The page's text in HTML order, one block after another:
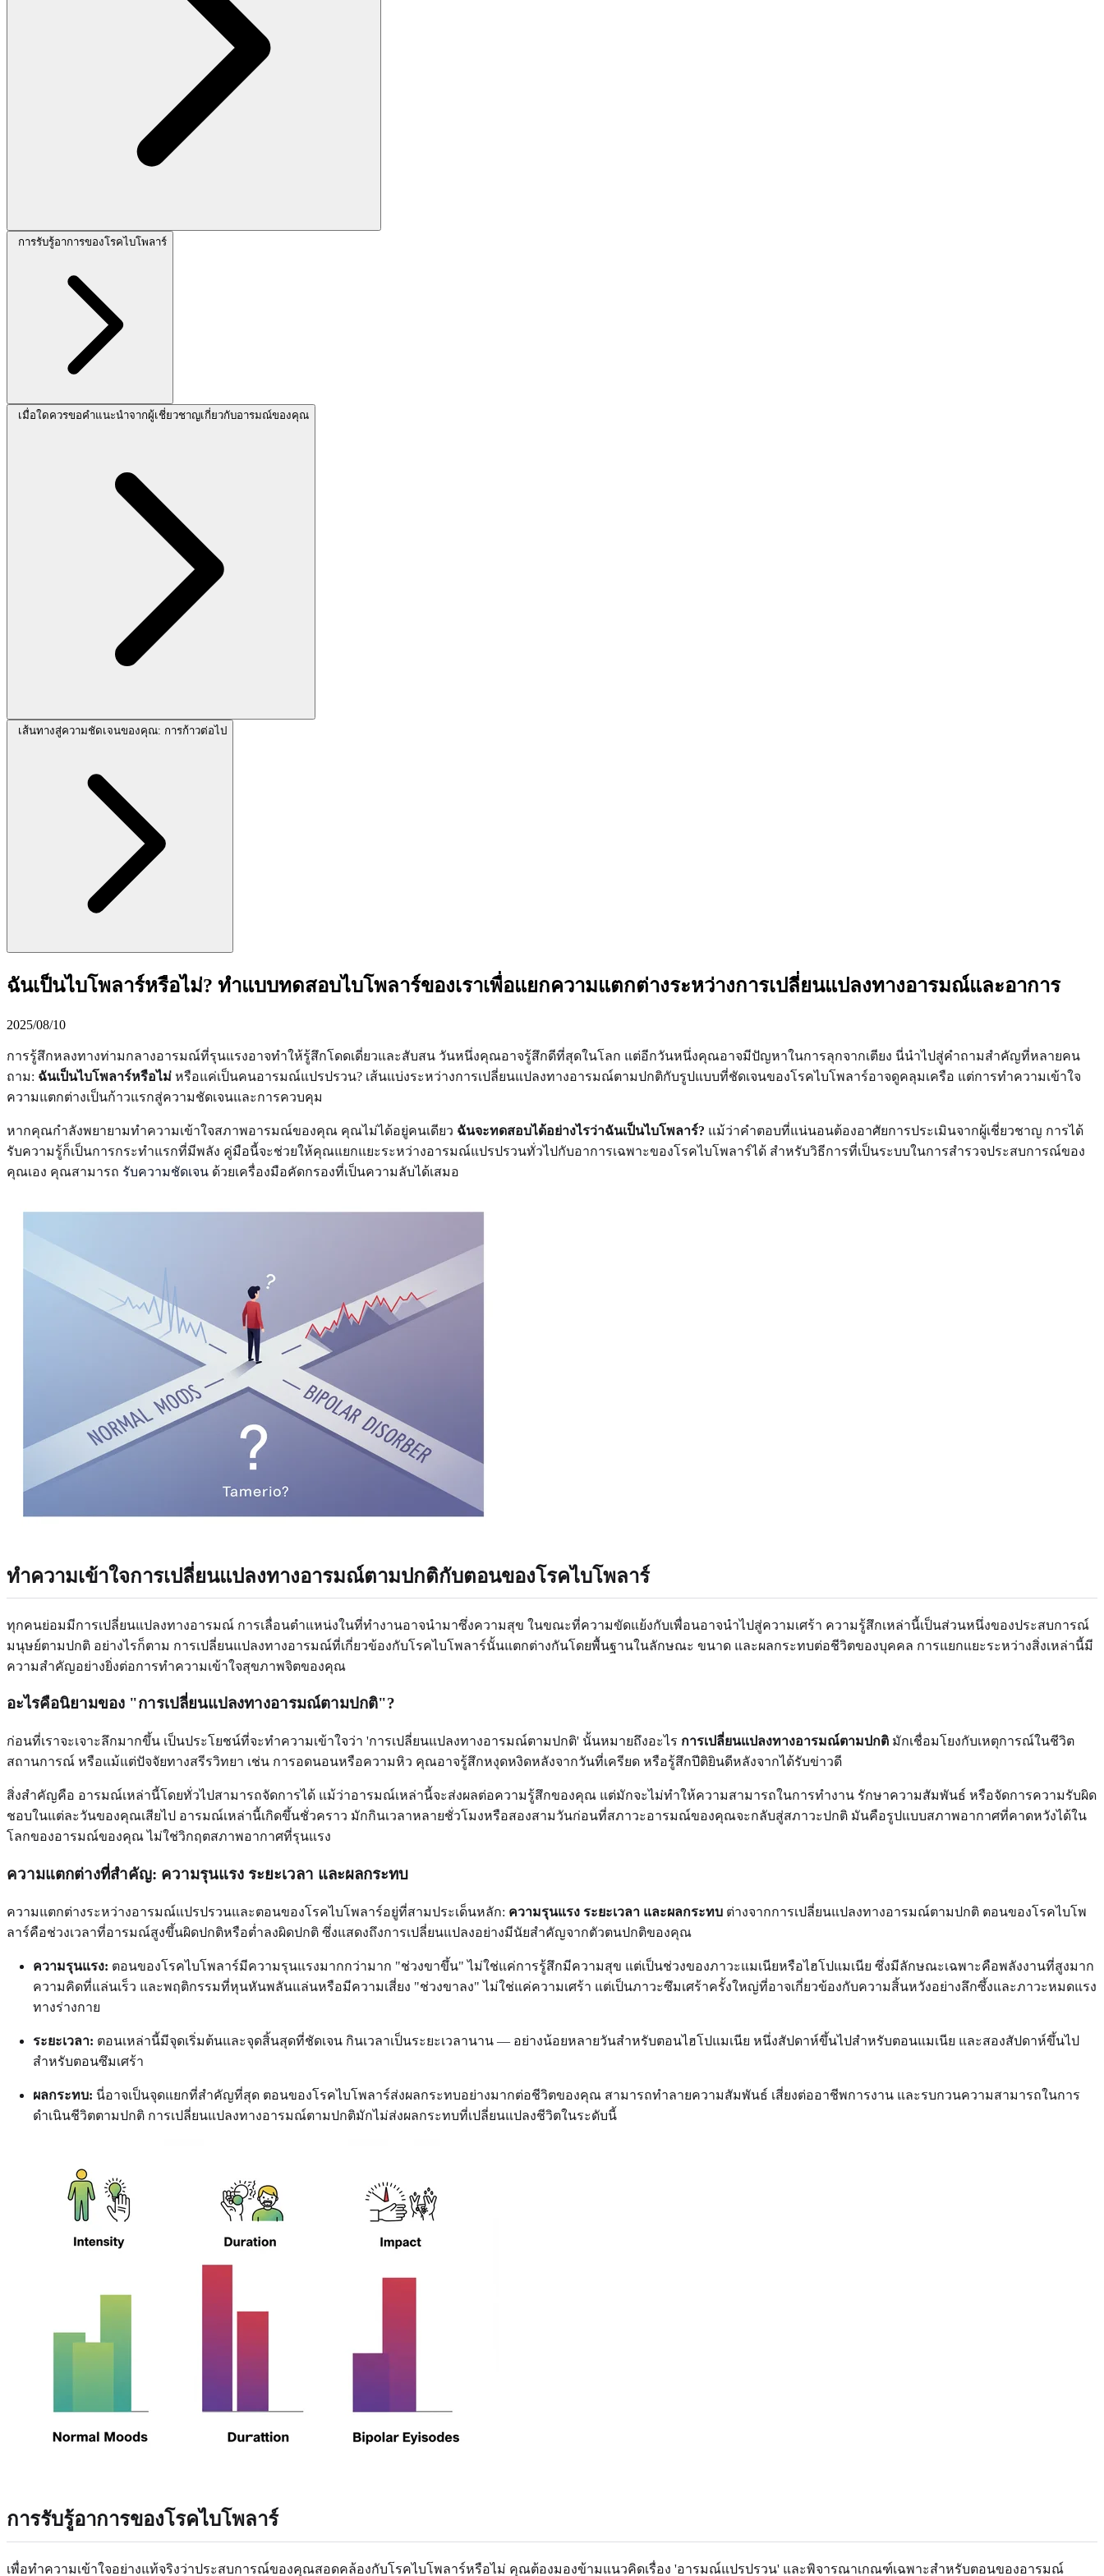
การรับรู้อาการของโรคไบโพลาร์
เมื่อใดควรขอคำแนะนำจากผู้เชี่ยวชาญเกี่ยวกับอารมณ์ของคุณ
เส้นทางสู่ความชัดเจนของคุณ: การก้าวต่อไป
ฉันเป็นไบโพลาร์หรือไม่? ทำแบบทดสอบไบโพลาร์ของเราเพื่อแยกความแตกต่างระหว่างการเปลี่ยนแปลงทางอารมณ์และอาการ
2025/08/10
การรู้สึกหลงทางท่ามกลางอารมณ์ที่รุนแรงอาจทำให้รู้สึกโดดเดี่ยวและสับสน วันหนึ่งคุณอาจรู้สึกดีที่สุดในโลก แต่อีกวันหนึ่งคุณอาจมีปัญหาในการลุกจากเตียง นี่นำไปสู่คำถามสำคัญที่หลายคน
ถาม: ฉันเป็นไบโพลาร์หรือไม่ หรือแค่เป็นคนอารมณ์แปรปรวน? เส้นแบ่งระหว่างการเปลี่ยนแปลงทางอารมณ์ตามปกติกับรูปแบบที่ชัดเจนของโรคไบโพลาร์อาจดูคลุมเครือ แต่การทำความเข้าใจ
ความแตกต่างเป็นก้าวแรกสู่ความชัดเจนและการควบคุม
หากคุณกำลังพยายามทำความเข้าใจสภาพอารมณ์ของคุณ คุณไม่ได้อยู่คนเดียว ฉันจะทดสอบได้อย่างไรว่าฉันเป็นไบโพลาร์? แม้ว่าคำตอบที่แน่นอนต้องอาศัยการประเมินจากผู้เชี่ยวชาญ การได้
รับความรู้ก็เป็นการกระทำแรกที่มีพลัง คู่มือนี้จะช่วยให้คุณแยกแยะระหว่างอารมณ์แปรปรวนทั่วไปกับอาการเฉพาะของโรคไบโพลาร์ได้ สำหรับวิธีการที่เป็นระบบในการสำรวจประสบการณ์ของ
คุณเอง คุณสามารถ รับความชัดเจน ด้วยเครื่องมือคัดกรองที่เป็นความลับได้เสมอ
ทำความเข้าใจการเปลี่ยนแปลงทางอารมณ์ตามปกติกับตอนของโรคไบโพลาร์
ทุกคนย่อมมีการเปลี่ยนแปลงทางอารมณ์ การเลื่อนตำแหน่งในที่ทำงานอาจนำมาซึ่งความสุข ในขณะที่ความขัดแย้งกับเพื่อนอาจนำไปสู่ความเศร้า ความรู้สึกเหล่านี้เป็นส่วนหนึ่งของประสบการณ์
มนุษย์ตามปกติ อย่างไรก็ตาม การเปลี่ยนแปลงทางอารมณ์ที่เกี่ยวข้องกับโรคไบโพลาร์นั้นแตกต่างกันโดยพื้นฐานในลักษณะ ขนาด และผลกระทบต่อชีวิตของบุคคล การแยกแยะระหว่างสิ่งเหล่านี้มี
ความสำคัญอย่างยิ่งต่อการทำความเข้าใจสุขภาพจิตของคุณ
อะไรคือนิยามของ "การเปลี่ยนแปลงทางอารมณ์ตามปกติ"?
ก่อนที่เราจะเจาะลึกมากขึ้น เป็นประโยชน์ที่จะทำความเข้าใจว่า 'การเปลี่ยนแปลงทางอารมณ์ตามปกติ' นั้นหมายถึงอะไร การเปลี่ยนแปลงทางอารมณ์ตามปกติ มักเชื่อมโยงกับเหตุการณ์ในชีวิต
สถานการณ์ หรือแม้แต่ปัจจัยทางสรีรวิทยา เช่น การอดนอนหรือความหิว คุณอาจรู้สึกหงุดหงิดหลังจากวันที่เครียด หรือรู้สึกปีติยินดีหลังจากได้รับข่าวดี
สิ่งสำคัญคือ อารมณ์เหล่านี้โดยทั่วไปสามารถจัดการได้ แม้ว่าอารมณ์เหล่านี้จะส่งผลต่อความรู้สึกของคุณ แต่มักจะไม่ทำให้ความสามารถในการทำงาน รักษาความสัมพันธ์ หรือจัดการความรับผิด
ชอบในแต่ละวันของคุณเสียไป อารมณ์เหล่านี้เกิดขึ้นชั่วคราว มักกินเวลาหลายชั่วโมงหรือสองสามวันก่อนที่สภาวะอารมณ์ของคุณจะกลับสู่สภาวะปกติ มันคือรูปแบบสภาพอากาศที่คาดหวังได้ใน
โลกของอารมณ์ของคุณ ไม่ใช่วิกฤตสภาพอากาศที่รุนแรง
ความแตกต่างที่สำคัญ: ความรุนแรง ระยะเวลา และผลกระทบ
ความแตกต่างระหว่างอารมณ์แปรปรวนและตอนของโรคไบโพลาร์อยู่ที่สามประเด็นหลัก: ความรุนแรง ระยะเวลา และผลกระทบ ต่างจากการเปลี่ยนแปลงทางอารมณ์ตามปกติ ตอนของโรคไบโพ
ลาร์คือช่วงเวลาที่อารมณ์สูงขึ้นผิดปกติหรือต่ำลงผิดปกติ ซึ่งแสดงถึงการเปลี่ยนแปลงอย่างมีนัยสำคัญจากตัวตนปกติของคุณ
ความรุนแรง: ตอนของโรคไบโพลาร์มีความรุนแรงมากกว่ามาก "ช่วงขาขึ้น" ไม่ใช่แค่การรู้สึกมีความสุข แต่เป็นช่วงของภาวะแมเนียหรือไฮโปแมเนีย ซึ่งมีลักษณะเฉพาะคือพลังงานที่สูงมาก
ความคิดที่แล่นเร็ว และพฤติกรรมที่หุนหันพลันแล่นหรือมีความเสี่ยง "ช่วงขาลง" ไม่ใช่แค่ความเศร้า แต่เป็นภาวะซึมเศร้าครั้งใหญ่ที่อาจเกี่ยวข้องกับความสิ้นหวังอย่างลึกซึ้งและภาวะหมดแรง
ทางร่างกาย
ระยะเวลา: ตอนเหล่านี้มีจุดเริ่มต้นและจุดสิ้นสุดที่ชัดเจน กินเวลาเป็นระยะเวลานาน — อย่างน้อยหลายวันสำหรับตอนไฮโปแมเนีย หนึ่งสัปดาห์ขึ้นไปสำหรับตอนแมเนีย และสองสัปดาห์ขึ้นไป
สำหรับตอนซึมเศร้า
ผลกระทบ: นี่อาจเป็นจุดแยกที่สำคัญที่สุด ตอนของโรคไบโพลาร์ส่งผลกระทบอย่างมากต่อชีวิตของคุณ สามารถทำลายความสัมพันธ์ เสี่ยงต่ออาชีพการงาน และรบกวนความสามารถในการ
ดำเนินชีวิตตามปกติ การเปลี่ยนแปลงทางอารมณ์ตามปกติมักไม่ส่งผลกระทบที่เปลี่ยนแปลงชีวิตในระดับนี้
การรับรู้อาการของโรคไบโพลาร์
เพื่อทำความเข้าใจอย่างแท้จริงว่าประสบการณ์ของคุณสอดคล้องกับโรคไบโพลาร์หรือไม่ คุณต้องมองข้ามแนวคิดเรื่อง 'อารมณ์แปรปรวน' และพิจารณาเกณฑ์เฉพาะสำหรับตอนของอารมณ์